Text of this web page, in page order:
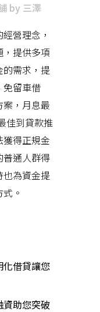
by 三澤
營理念，
提供多項
的需求，提
免留車借
，月息最
佳到貸款推
得正規金
普通人群得
也為資金提
。
化借貸讓您
資助您突破